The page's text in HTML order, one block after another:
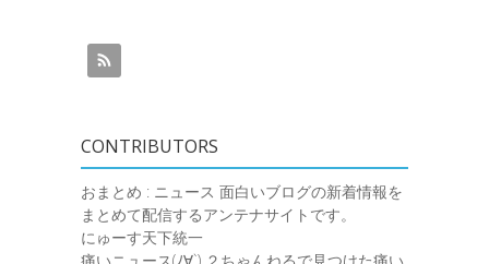
CONTRIBUTORS
おまとめ : ニュース 面白いブログの新着情報を
まとめて配信するアンテナサイトです。
にゅーす天下統一